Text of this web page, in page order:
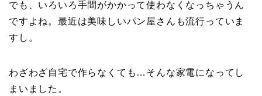
でも、いろいろ手間がかかって使わなくなっちゃうん
ですよね。最近は美味しいパン屋さんも流行っていま
すし。
わざわざ自宅で作らなくても…そんな家電になってし
まいました。